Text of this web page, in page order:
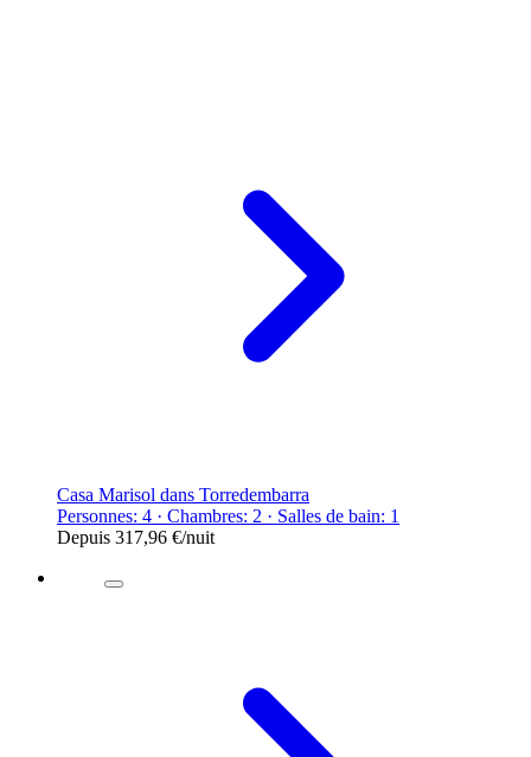
Casa Marisol dans Torredembarra
Personnes: 4 · Chambres: 2 · Salles de bain: 1
Depuis 317,96 €/nuit